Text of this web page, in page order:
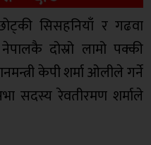
सिसहनियाँ र गढवा
दोस्रो लामो पक्की
केपी शर्मा ओलीले गर्ने
सदस्य रेवतीरमण शर्माले